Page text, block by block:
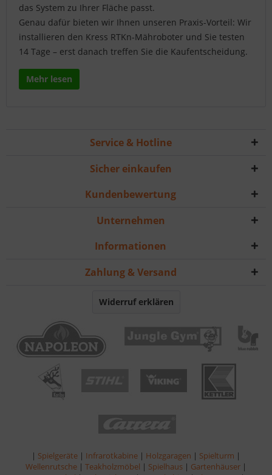
das System zu Ihrer Fläche passt.
Genau dafür bieten wir Ihnen unseren Praxis-Vorteil: Wir
installieren den Kress RTKn-Mähroboter und Sie testen
14 Tage – erst danach treffen Sie die Kaufentscheidung.
Mehr lesen
Service & Hotline
Sicher einkaufen
Kundenbewertung
Unternehmen
Informationen
Zahlung & Versand
Widerruf erklären
| Spielgeräte | Infrarotkabine | Holzgaragen | Spielturm |
Wellenrutsche | Teakholzmöbel | Spielhaus | Gartenhäuser |